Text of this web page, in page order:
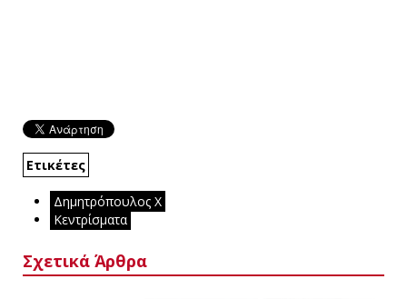
Ετικέτες
Δημητρόπουλος Χ
Κεντρίσματα
Σχετικά Άρθρα